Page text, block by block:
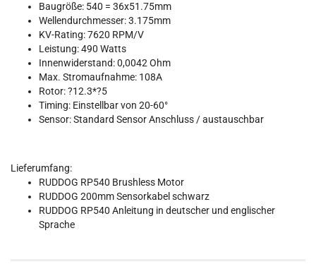
Baugröße: 540 = 36x51.75mm
Wellendurchmesser: 3.175mm
KV-Rating: 7620 RPM/V
Leistung: 490 Watts
Innenwiderstand: 0,0042 Ohm
Max. Stromaufnahme: 108A
Rotor: ?12.3*?5
Timing: Einstellbar von 20-60°
Sensor: Standard Sensor Anschluss / austauschbar
Lieferumfang:
RUDDOG RP540 Brushless Motor
RUDDOG 200mm Sensorkabel schwarz
RUDDOG RP540 Anleitung in deutscher und englischer
Sprache